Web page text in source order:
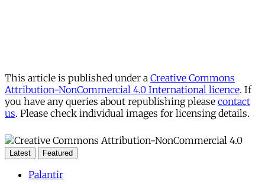
This article is published under a Creative Commons
Attribution-NonCommercial 4.0 International licence. If
you have any queries about republishing please contact
us. Please check individual images for licensing details.
Latest Featured
Palantir